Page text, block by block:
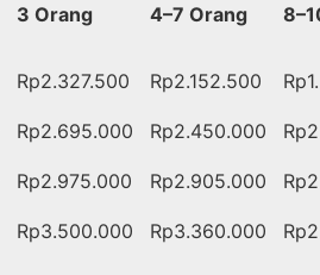
3 Orang 4–7 Orang
Rp2.327.500 Rp2.152.500
Rp2.695.000 Rp2.450.000
Rp2.975.000 Rp2.905.000
Rp3.500.000 Rp3.360.000